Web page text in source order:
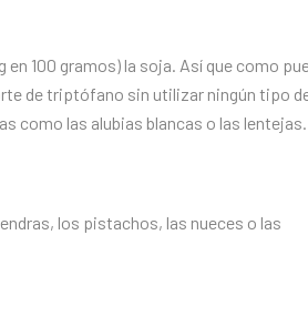
100 gramos) la soja. Así que como
de triptófano sin utilizar ningún tipo
como las alubias blancas o las lentejas.
los pistachos, las nueces o las